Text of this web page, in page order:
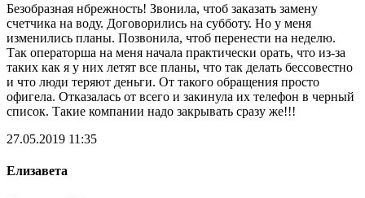
Безобразная нбрежность! Звонила, чтоб заказать замену
счетчика на воду. Договорились на субботу. Но у меня
изменились планы. Позвонила, чтоб перенести на неделю.
Так операторша на меня начала практически орать, что из-за
таких как я у них летят все планы, что так делать бессовестно
и что люди теряют деньги. От такого обращения просто
офигела. Отказалась от всего и закинула их телефон в черный
список. Такие компании надо закрывать сразу же!!!
27.05.2019 11:35
Елизавета